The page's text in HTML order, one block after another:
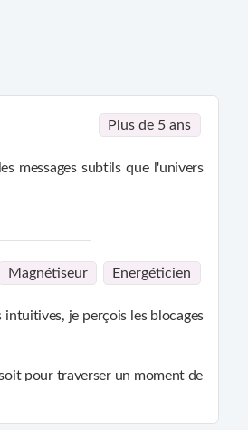
Plus de 5 ans
messages subtils que l'univers
véritable essence.
Magnétiseur Energéticien
intuitives, je perçois les blocages
pour traverser un moment de